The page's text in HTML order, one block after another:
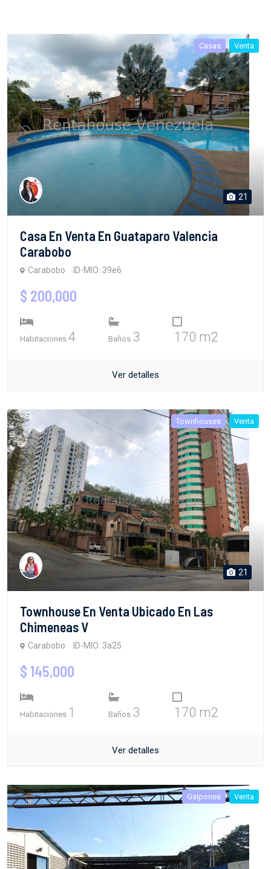
Casas Venta
21
Casa En Venta En Guataparo Valencia
Carabobo
Carabobo ID-MIO: 39e6
$ 200,000
Habitaciones 4 Baños 3 170 m2
Ver detalles
Townhouses Venta
21
Townhouse En Venta Ubicado En Las
Chimeneas V
Carabobo ID-MIO: 3a25
$ 145,000
Habitaciones 1 Baños 3 170 m2
Ver detalles
Galpones Venta